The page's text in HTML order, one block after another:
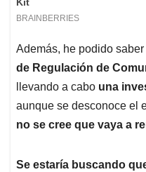
Además, he podido
de Regulación de
llevando a cabo una
aunque se desconoce el
no se cree que vaya a
Se estaría buscando